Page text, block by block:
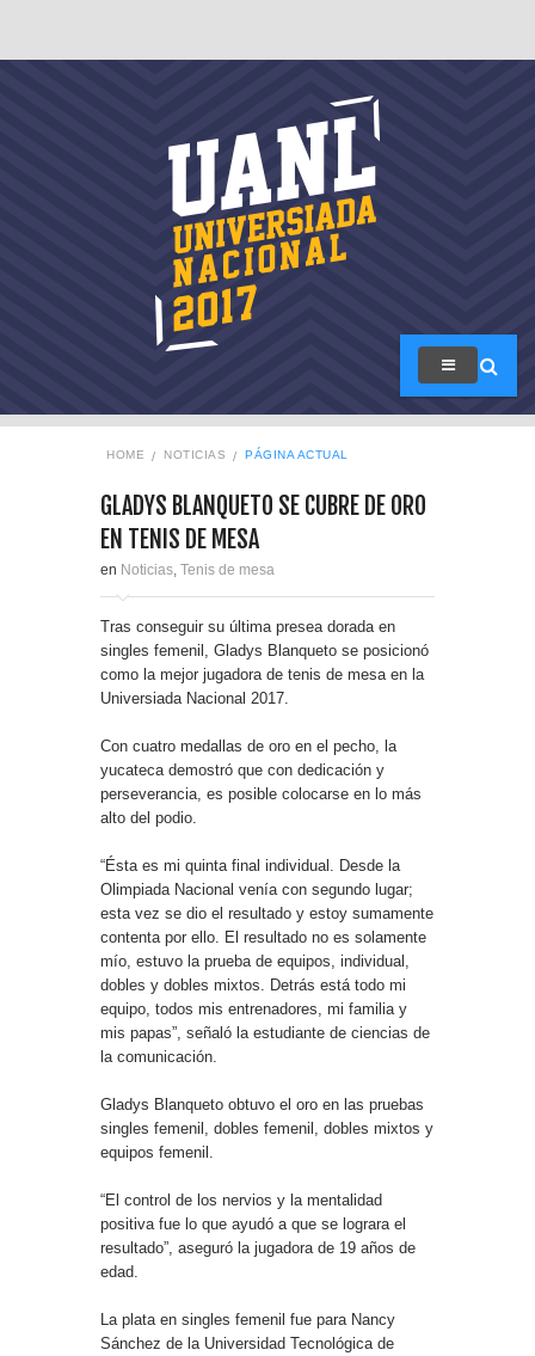
HOME NOTICIAS PÁGINA ACTUAL
GLADYS BLANQUETO SE CUBRE DE ORO
EN TENIS DE MESA
en Noticias Tenis de mesa
Tras conseguir su última presea dorada en
singles femenil, Gladys Blanqueto se posicionó
como la mejor jugadora de tenis de mesa en la
Universiada Nacional 2017.
Con cuatro medallas de oro en el pecho, la
yucateca demostró que con dedicación y
perseverancia, es posible colocarse en lo más
alto del podio.
“Ésta es mi quinta final individual. Desde la
Olimpiada Nacional venía con segundo lugar;
esta vez se dio el resultado y estoy sumamente
contenta por ello. El resultado no es solamente
mío, estuvo la prueba de equipos, individual,
dobles y dobles mixtos. Detrás está todo mi
equipo, todos mis entrenadores, mi familia y
mis papas”, señaló la estudiante de ciencias de
la comunicación.
Gladys Blanqueto obtuvo el oro en las pruebas
singles femenil, dobles femenil, dobles mixtos y
equipos femenil.
“El control de los nervios y la mentalidad
positiva fue lo que ayudó a que se lograra el
resultado”, aseguró la jugadora de 19 años de
edad.
La plata en singles femenil fue para Nancy
Sánchez de la Universidad Tecnológica de